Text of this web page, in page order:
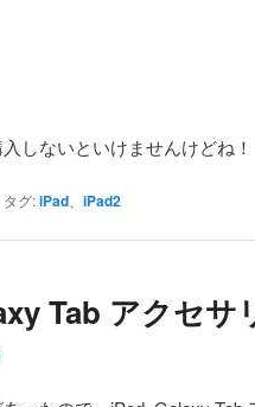
しないといけませんけどね！
タグ:iPad iPad2
Tab アクセサ